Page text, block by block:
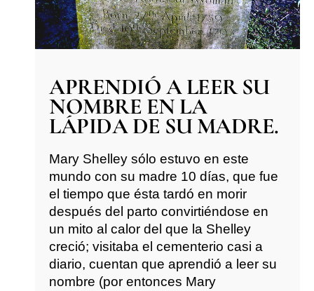
APRENDIÓ A LEER SU
NOMBRE EN LA
LÁPIDA DE SU MADRE.
Mary Shelley sólo estuvo en este
mundo con su madre 10 días, que fue
el tiempo que ésta tardó en morir
después del parto convirtiéndose en
un mito al calor del que la Shelley
creció; visitaba el cementerio casi a
diario, cuentan que aprendió a leer su
nombre (por entonces Mary